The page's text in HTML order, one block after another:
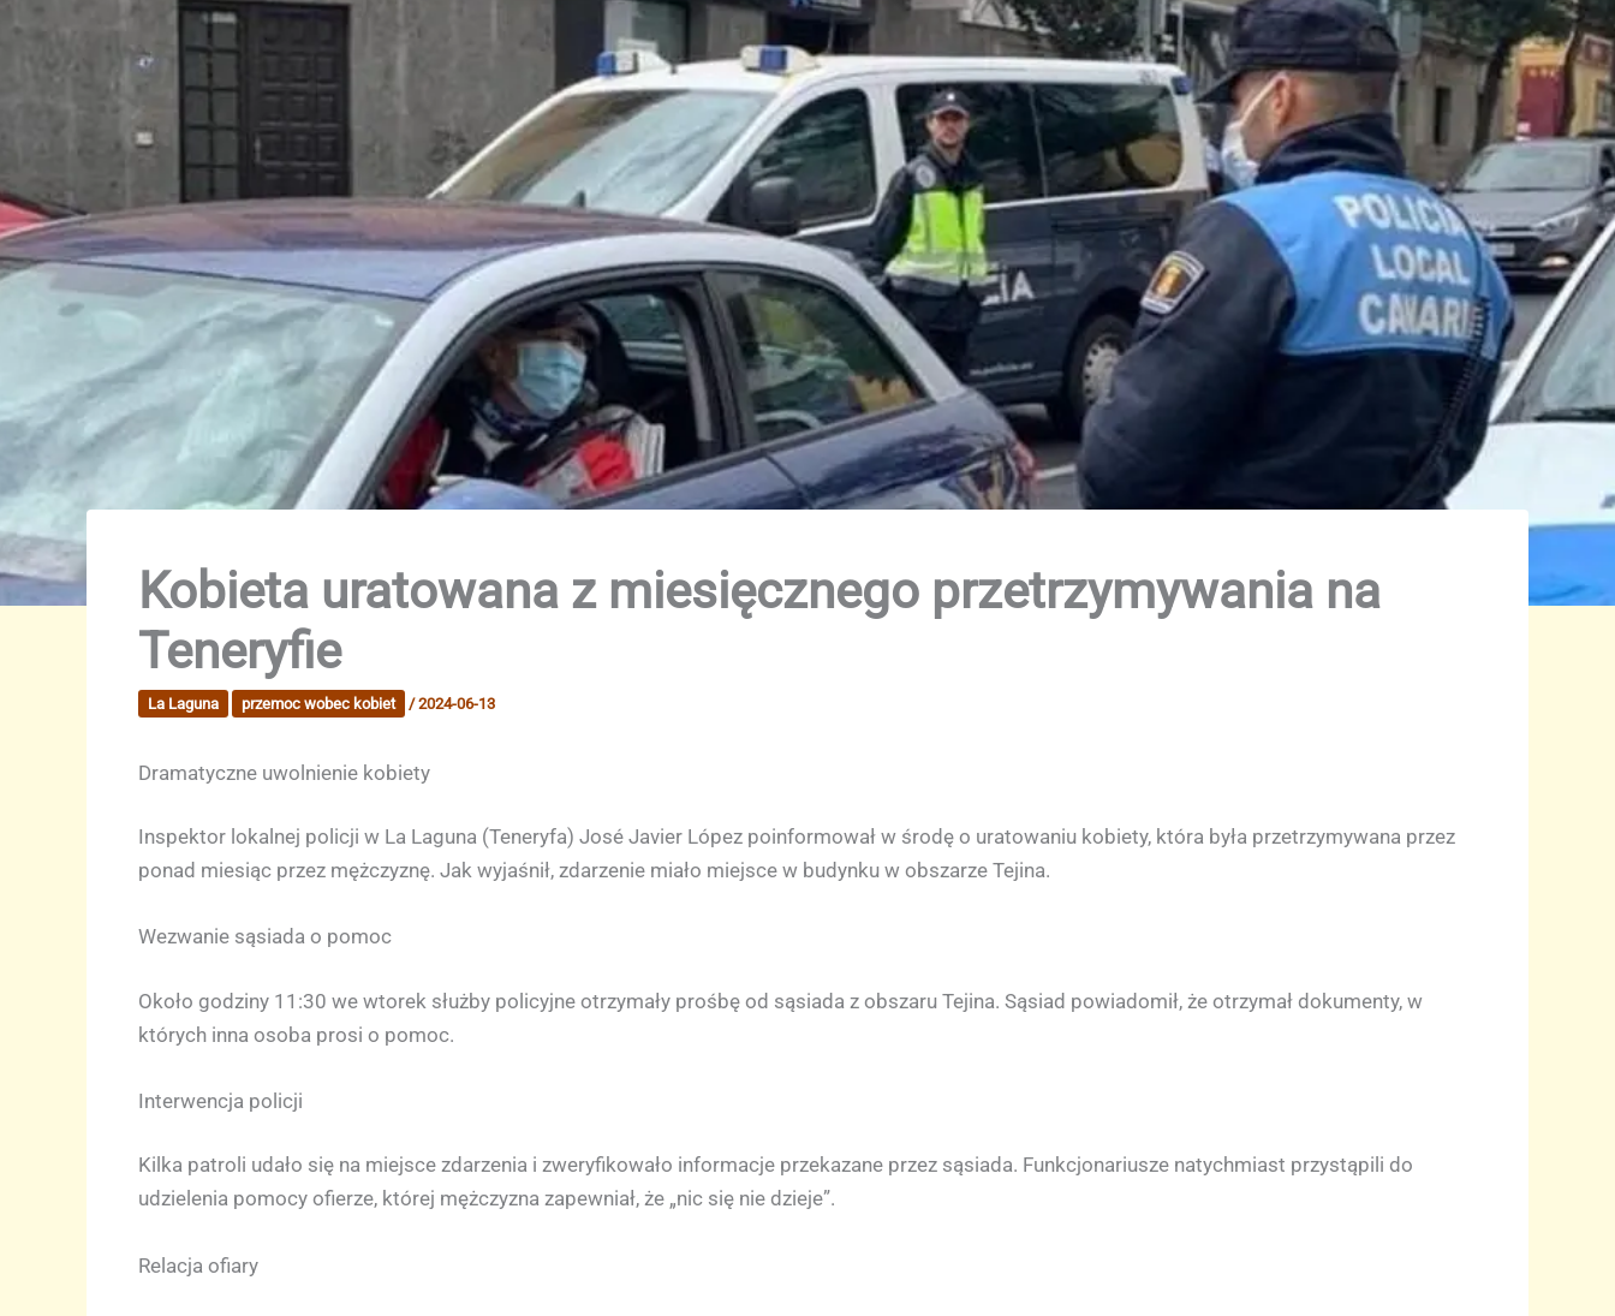
Kobieta uratowana z miesięcznego przetrzymywania na
Teneryfie
La Laguna przemoc wobec kobiet /2024-06-13
Dramatyczne uwolnienie kobiety
Inspektor lokalnej policji w La Laguna (Teneryfa) José Javier López poinformował w środę o uratowaniu kobiety, która była przetrzymywana przez
ponad miesiąc przez mężczyznę. Jak wyjaśnił, zdarzenie miało miejsce w budynku w obszarze Tejina.
Wezwanie sąsiada o pomoc
Około godziny 11:30 we wtorek służby policyjne otrzymały prośbę od sąsiada z obszaru Tejina. Sąsiad powiadomił, że otrzymał dokumenty, w
których inna osoba prosi o pomoc.
Interwencja policji
Kilka patroli udało się na miejsce zdarzenia i zweryfikowało informacje przekazane przez sąsiada. Funkcjonariusze natychmiast przystąpili do
udzielenia pomocy ofierze, której mężczyzna zapewniał, że „nic się nie dzieje”.
Relacja ofiary